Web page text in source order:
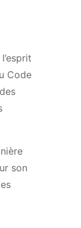
Code
son